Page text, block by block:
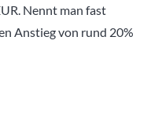
Nennt man fast
Anstieg von rund 20%